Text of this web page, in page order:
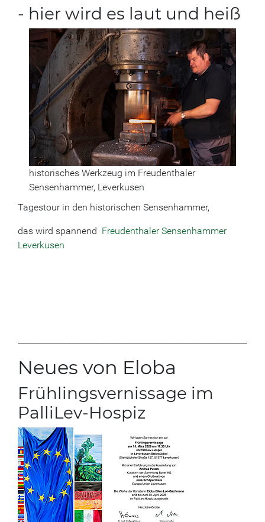
- hier wird es laut und heiß
historisches Werkzeug im Freudenthaler
Sensenhammer, Leverkusen
Tagestour in den historischen Sensenhammer,
das wird spannend Freudenthaler Sensenhammer
Leverkusen
Neues von Eloba
Frühlingsvernissage im
PalliLev-Hospiz